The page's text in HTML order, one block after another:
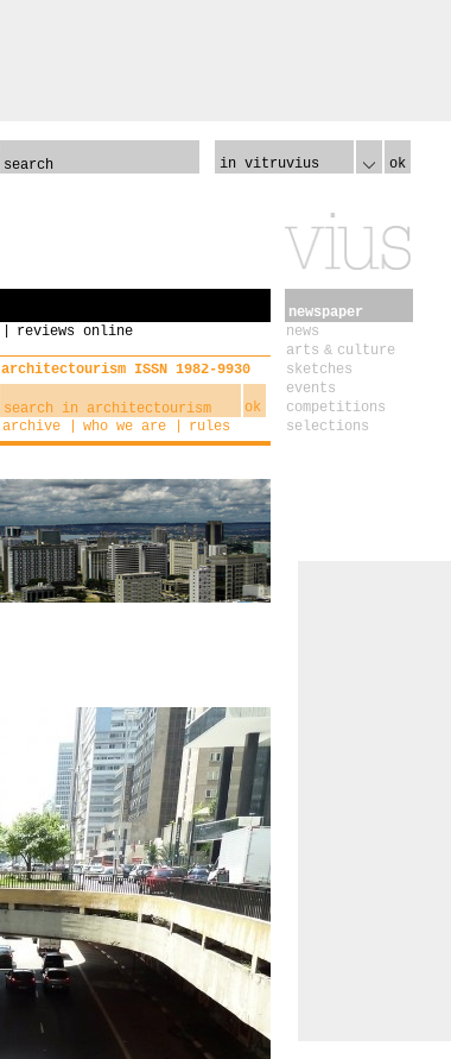
in vitruvius ok
reviews online
architectourism ISSN 1982-9930
ok
archive
who we are
rules
newspaper
news
arts & culture
sketches
events
competitions
selections